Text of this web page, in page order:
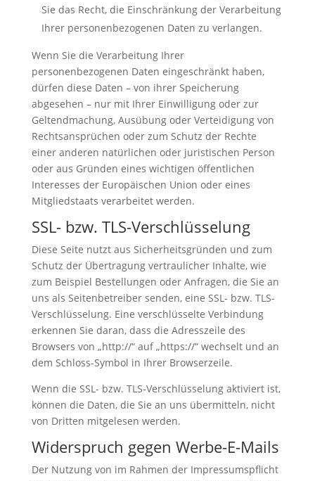
Sie das Recht, die Einschränkung der Verarbeitung
Ihrer personenbezogenen Daten zu verlangen.
Wenn Sie die Verarbeitung Ihrer
personenbezogenen Daten eingeschränkt haben,
dürfen diese Daten – von ihrer Speicherung
abgesehen – nur mit Ihrer Einwilligung oder zur
Geltendmachung, Ausübung oder Verteidigung von
Rechtsansprüchen oder zum Schutz der Rechte
einer anderen natürlichen oder juristischen Person
oder aus Gründen eines wichtigen öffentlichen
Interesses der Europäischen Union oder eines
Mitgliedstaats verarbeitet werden.
SSL- bzw. TLS-Verschlüsselung
Diese Seite nutzt aus Sicherheitsgründen und zum
Schutz der Übertragung vertraulicher Inhalte, wie
zum Beispiel Bestellungen oder Anfragen, die Sie an
uns als Seitenbetreiber senden, eine SSL- bzw. TLS-
Verschlüsselung. Eine verschlüsselte Verbindung
erkennen Sie daran, dass die Adresszeile des
Browsers von „http://“ auf „https://“ wechselt und an
dem Schloss-Symbol in Ihrer Browserzeile.
Wenn die SSL- bzw. TLS-Verschlüsselung aktiviert ist,
können die Daten, die Sie an uns übermitteln, nicht
von Dritten mitgelesen werden.
Widerspruch gegen Werbe-E-Mails
Der Nutzung von im Rahmen der Impressumspflicht